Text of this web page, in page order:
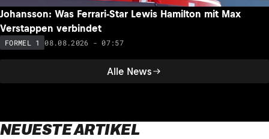
Alle News
Johansson: Was Ferrari-Star Lewis Hamilton mit Max
Verstappen verbindet
FORMEL 1 08.08.2026 - 07:57
NEUESTE ARTIKEL